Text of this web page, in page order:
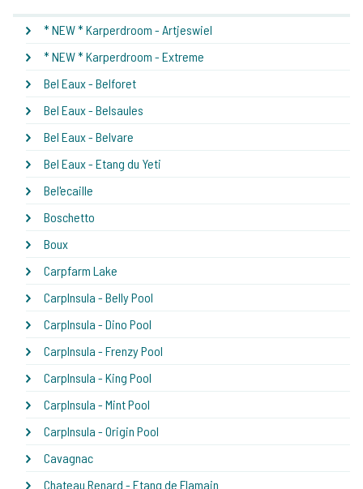
* NEW * Karperdroom - Artjeswiel
* NEW * Karperdroom - Extreme
Bel Eaux - Belforet
Bel Eaux - Belsaules
Bel Eaux - Belvare
Bel Eaux - Etang du Yeti
Bel'ecaille
Boschetto
Boux
Carpfarm Lake
CarpInsula - Belly Pool
CarpInsula - Dino Pool
CarpInsula - Frenzy Pool
CarpInsula - King Pool
CarpInsula - Mint Pool
CarpInsula - Origin Pool
Cavagnac
Chateau Renard - Etang de Flamain